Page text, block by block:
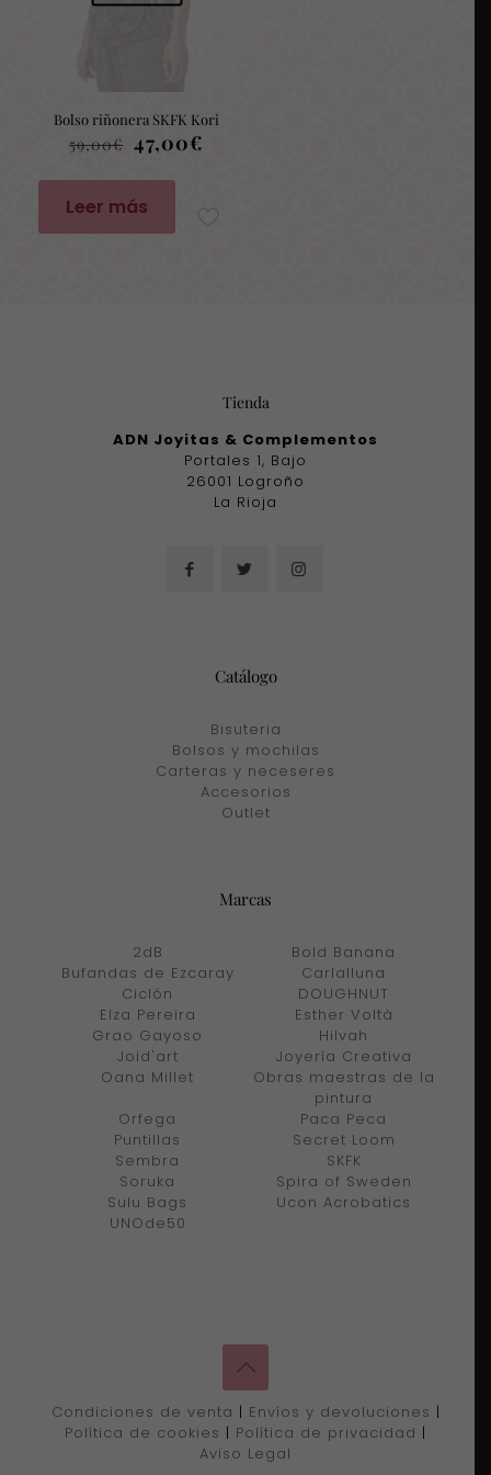
Bolso riñonera SKFK Kori
59,00€ El
precio
original
era:
47,00€
Leer más
Tienda
ADN Joyitas & Complementos
Portales 1, Bajo
26001 Logroño
La Rioja
Catálogo
Bisuteria
Bolsos y mochilas
Carteras y neceseres
Accesorios
Outlet
Marcas
2dB
Bold Banana
Bufandas de Ezcaray
Carlalluna
Ciclón
DOUGHNUT
Elza Pereira
Esther Voltà
Grao Gayoso
Hilvah
Joid'art
Joyería Creativa
Oana Millet
Obras maestras de la
pintura
Orfega
Paca Peca
Puntillas
Secret Loom
Sembra
SKFK
Soruka
Spira of Sweden
Sulu Bags
Ucon Acrobatics
UNOde50
Condiciones de venta | Envíos y devoluciones |
Política de cookies | Política de privacidad |
Aviso Legal